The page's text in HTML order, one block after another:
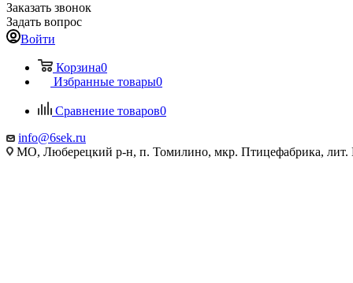
Заказать звонок
Задать вопрос
Войти
Корзина0
Избранные товары0
Сравнение товаров0
info@6sek.ru
МО, Люберецкий р-н, п. Томилино, мкр. Птицефабрика, лит.